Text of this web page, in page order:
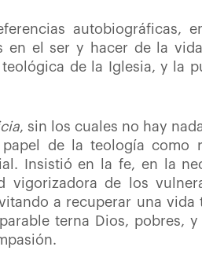
autobiográficas,
en el ser y hacer de la
de la Iglesia, y la
, sin los cuales no hay
de la teología como
Insistió en la fe, en la
de los
a recuperar una vida
terna Dios, pobres,